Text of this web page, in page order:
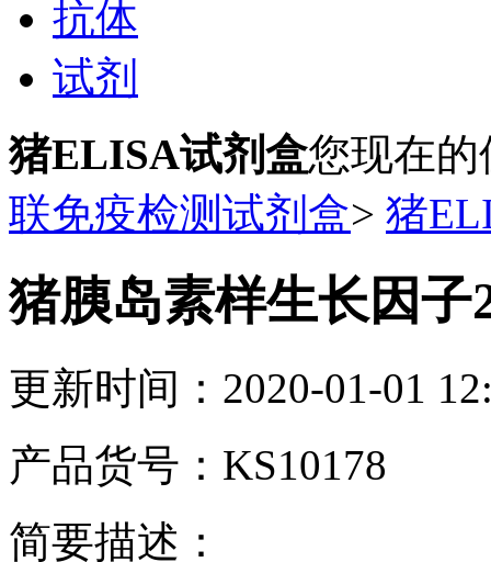
抗体
试剂
猪ELISA试剂盒您现在的
联免疫检测试剂盒> 猪
猪胰岛素样生长因
更新时间：2020-01-01
产品货号：KS10178
简要描述：